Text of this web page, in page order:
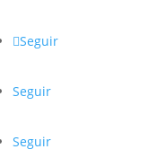
Seguir
Seguir
Seguir